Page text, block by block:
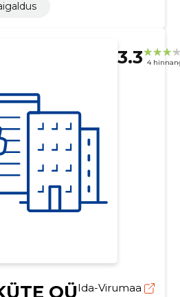
3.3 4
OÜIda-Virumaa